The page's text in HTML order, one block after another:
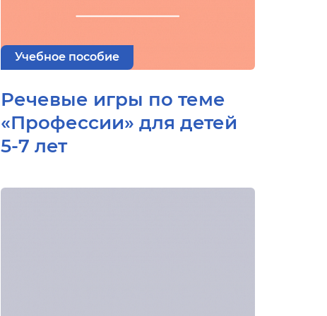
Учебное пособие
Речевые игры по теме
«Профессии» для детей
5-7 лет